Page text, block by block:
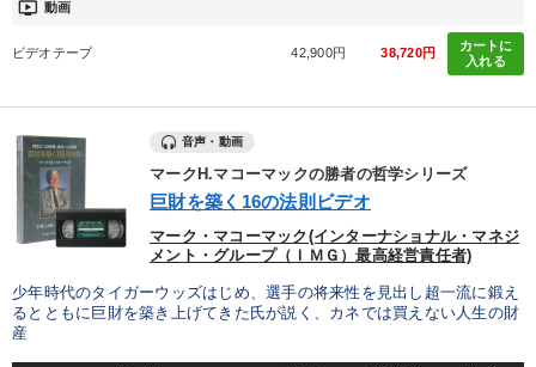
ondemand_video 動画
ビデオテープ 42,900円 38,720円
カートに
入れる
音声・動画
マークH.マコーマックの勝者の哲学シリーズ
巨財を築く16の法則ビデオ
マーク・マコーマック(インターナショナル・マネジ
メント・グループ（ＩＭＧ）最高経営責任者)
少年時代のタイガーウッズはじめ、選手の将来性を見出し超一流に鍛え
るとともに巨財を築き上げてきた氏が説く、カネでは買えない人生の財
産